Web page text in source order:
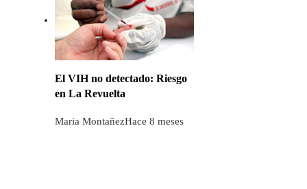
El VIH no detectado: Riesgo
en La Revuelta
Maria MontañezHace 8 meses